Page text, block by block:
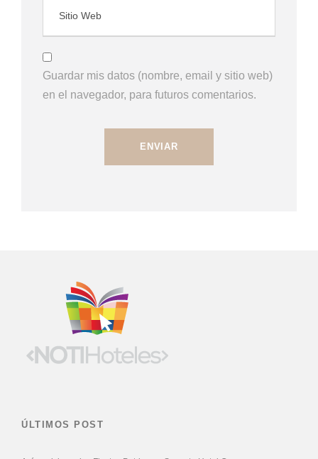
Guardar mis datos (nombre, email y sitio web)
en el navegador, para futuros comentarios.
ÚLTIMOS POST